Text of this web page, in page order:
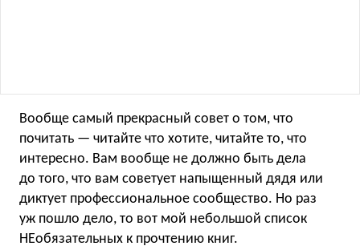
Вообще самый прекрасный совет о том, что
почитать — читайте что хотите, читайте то, что
интересно. Вам вообще не должно быть дела
до того, что вам советует напыщенный дядя или
диктует профессиональное сообщество. Но раз
уж пошло дело, то вот мой небольшой список
НЕобязательных к прочтению книг.